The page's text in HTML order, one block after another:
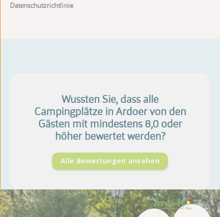
Datenschutzrichtlinie
Wussten Sie, dass alle
Campingplätze in Ardoer von den
Gästen mit mindestens 8,0 oder
höher bewertet werden?
Alle Bewertungen ansehen